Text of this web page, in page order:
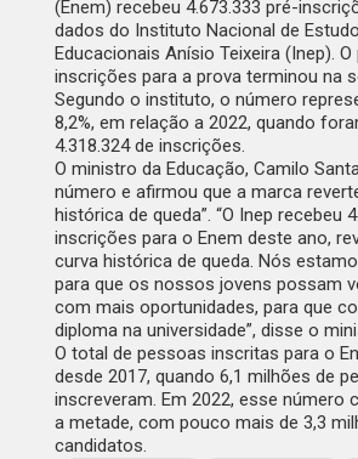
(Enem) recebeu 4.673.333 pré-
dados do Instituto Nacional de
Educacionais Anísio Teixeira (Inep).
inscrições para a prova terminou na
Segundo o instituto, o número
8,2%, em relação a 2022, quando
4.318.324 de inscrições.
O ministro da Educação, Camilo
número e afirmou que a marca
histórica de queda”. “O Inep recebeu
inscrições para o Enem deste ano,
curva histórica de queda. Nós
para que os nossos jovens possam
com mais oportunidades, para que
diploma na universidade”, disse o
O total de pessoas inscritas para o
desde 2017, quando 6,1 milhões de
inscreveram. Em 2022, esse número
a metade, com pouco mais de 3,3
candidatos.